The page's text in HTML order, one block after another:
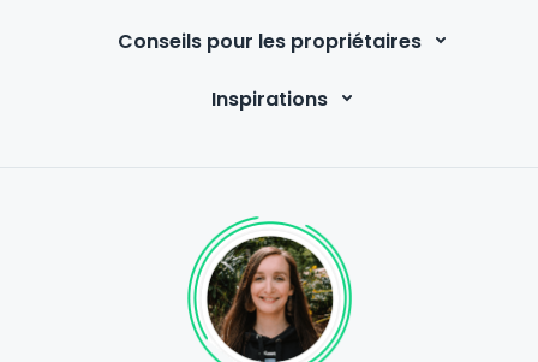
Conseils pour les propriétaires
Inspirations